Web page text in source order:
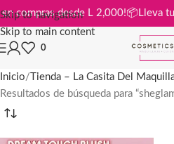
Skip to navigation
Skip to main content
en compras desde L 2,000! 📦
0
Inicio
Tienda – La Casita Del
Resultados de búsqueda para